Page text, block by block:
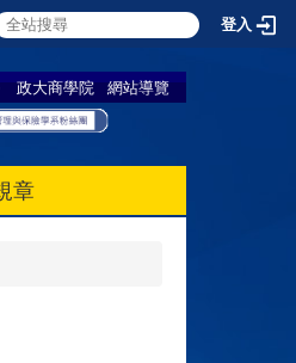
登入
政大商學院 網站導覽
章